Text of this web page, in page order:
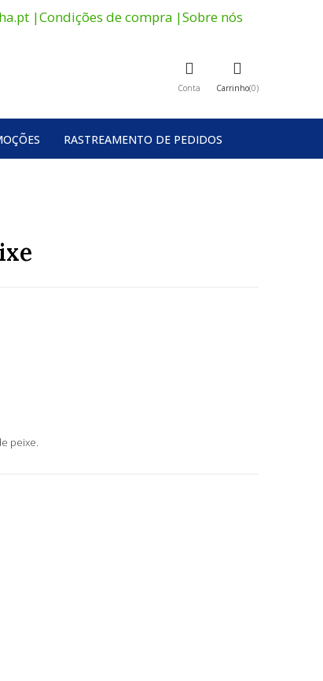
|Condições de compra |Sobre nós
Conta Carrinho 0
RASTREAMENTO DE PEDIDOS
peixe.